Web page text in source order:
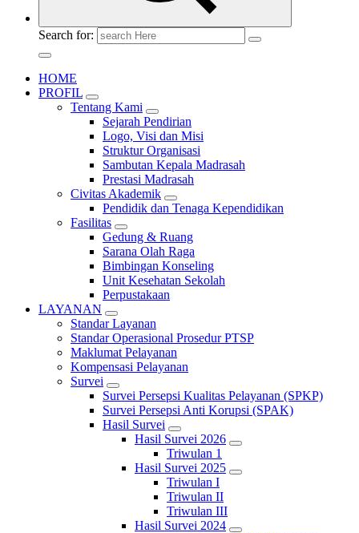
Search for:
HOME
PROFIL
Tentang Kami
Sejarah Pendirian
Logo, Visi dan Misi
Struktur Organisasi
Sambutan Kepala Madrasah
Prestasi Madrasah
Civitas Akademik
Pendidik dan Tenaga Kependidikan
Fasilitas
Gedung & Ruang
Sarana Olah Raga
Bimbingan Konseling
Unit Kesehatan Sekolah
Perpustakaan
LAYANAN
Standar Layanan
Standar Operasional Prosedur PTSP
Maklumat Pelayanan
Kompensasi Pelayanan
Survei
Survei Persepsi Kualitas Pelayanan (SPKP)
Survei Persepsi Anti Korupsi (SPAK)
Hasil Survei
Hasil Survei 2026
Triwulan 1
Hasil Survei 2025
Triwulan I
Triwulan II
Triwulan III
Hasil Survei 2024